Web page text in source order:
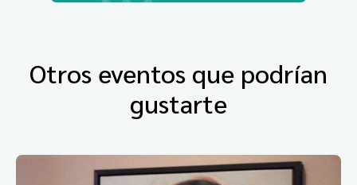
Otros eventos que podrían
gustarte